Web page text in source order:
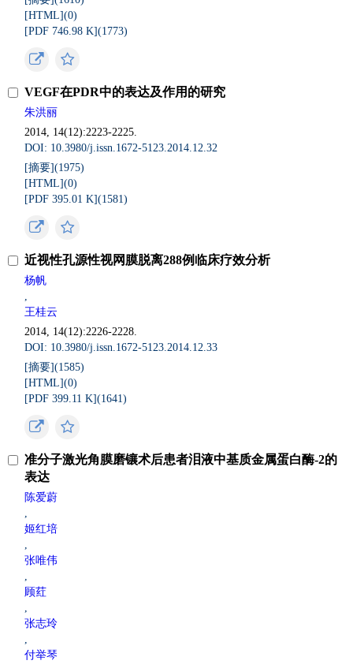
[HTML](0)
[PDF 746.98 K](1773)
VEGF在PDR中的表达及作用的研究
朱洪丽
2014, 14(12):2223-2225.
DOI: 10.3980/j.issn.1672-5123.2014.12.32
[摘要](1975)
[HTML](0)
[PDF 395.01 K](1581)
近视性孔源性视网膜脱离288例临床疗效分析
杨帆
,
王桂云
2014, 14(12):2226-2228.
DOI: 10.3980/j.issn.1672-5123.2014.12.33
[摘要](1585)
[HTML](0)
[PDF 399.11 K](1641)
准分子激光角膜磨镶术后患者泪液中基质金属蛋白酶-2的
表达
陈爱蔚
,
姬红培
,
张唯伟
,
顾荭
,
张志玲
,
付举琴